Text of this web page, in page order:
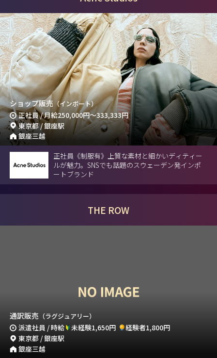
ショップ販売 （インポート）
正社員 / 月給250,000円～333,333円
東京都 / 銀座駅
銀座三越
正社員《制服有》上質な素材と細かいディティー
ルが魅力。SNSでも話題のスウェーデン発インポ
ートブランド
THE ROW
通訳販売 （ラグジュアリー）
派遣社員 / 時給 未経験1,650円
経験者1,800円
東京都 / 銀座駅
銀座三越